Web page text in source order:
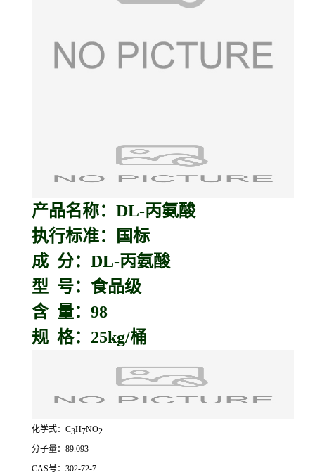
产品名称：DL-丙氨酸
执行标准：国标
成 分：DL-丙氨酸
型 号：食品级
含 量：98
规 格：25kg/桶
化学式：C3H7NO2
分子量：89.093
CAS号：302-72-7